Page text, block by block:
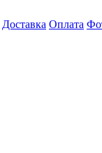
Доставка Оплата